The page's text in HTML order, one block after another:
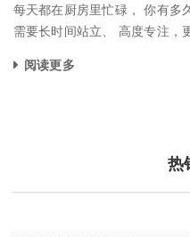
每天都在厨房里忙碌， 你有多
需要长时间站立、 高度专注
阅读更多
热